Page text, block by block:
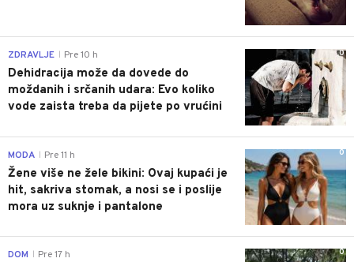
0
ZDRAVLJE Pre 10 h
Dehidracija može da dovede do
moždanih i srčanih udara: Evo koliko
vode zaista treba da pijete po vrućini
0
MODA Pre 11 h
Žene više ne žele bikini: Ovaj kupaći je
hit, sakriva stomak, a nosi se i poslije
mora uz suknje i pantalone
0
DOM Pre 17 h